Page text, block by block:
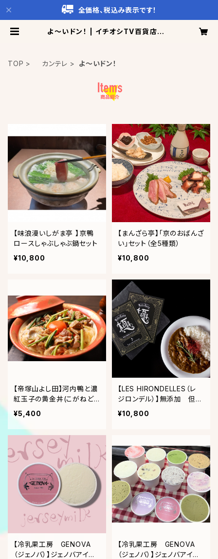
全価格、税込み表示です！
よ～いドン！ | イチオシTV百貨店 C
TOP カンテレ よ～いドン！
【味浪漫いしがま亭 】京鴨
ロースしゃぶしゃぶ鍋セット
¥10,800
【まんざら亭】「京のおばんざ
い」セット（全5種類）
¥10,800
【帝塚山よし田】河内鴨と濃
紅玉子の黄金丼(こがねど
ん)3人前と鴨のしゅうまい5
ケセット
¥5,400
【LES HIRONDELLES（レ
ジロンデル）】無添加 但馬
牛濃厚とろすじカレー プ
レミアムBOX
¥10,800
【冷乳果工房 GENOVA
（ジェノバ）】ジェノバアイス9
【冷乳果工房 GENOVA
（ジェノバ）】ジェノバアイス